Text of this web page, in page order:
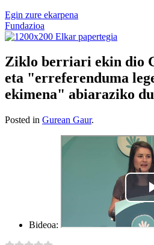
Egin zure ekarpena
Fundazioa
Ziklo berriari ekin dio
eta "erreferenduma
ekimena" abiaraziko du
Posted in Gurean Gaur.
Bideoa: